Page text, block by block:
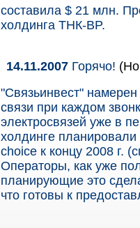
составила $ 21 млн.
холдинга ТНК-BP.
14.11.2007 Горячо!
"Связьинвест"
связи при каждом
электросвязей уже в
холдинге
choice к концу 2008 г.
Операторы, как уже
планирующие это
что готовы к